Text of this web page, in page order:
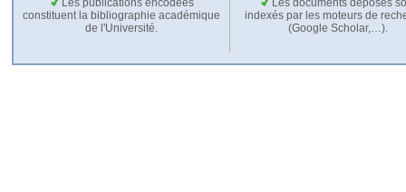
Les publications encodées
constituent la bibliographie académique
de l'Université.
Les documents déposés
indexés par les moteurs de
(Google Scholar,…).